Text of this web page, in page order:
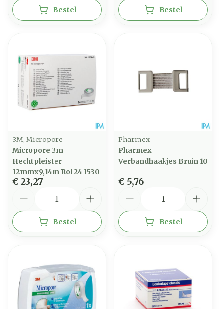
Bestel Bestel
3M, Micropore
Micropore 3m
Hechtpleister
12mmx9,14m Rol 24 1530
€ 23,27
Bestel
Pharmex
Pharmex
Verbandhaakjes Bruin 10
€ 5,76
Bestel